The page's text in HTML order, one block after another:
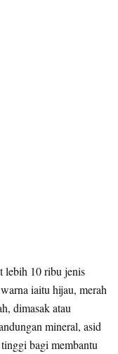
lebih 10 ribu jenis
iaitu hijau, merah
dimasak atau
mineral, asid
bagi membantu